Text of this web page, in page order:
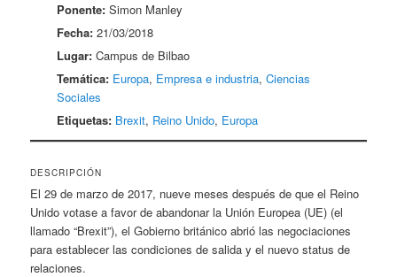
Ponente: Simon Manley
Fecha: 21/03/2018
Lugar: Campus de Bilbao
Temática: Europa, Empresa e industria,Ciencias
Sociales
Etiquetas: Brexit, Reino Unido, Europa
DESCRIPCIÓN
El 29 de marzo de 2017, nueve meses después de que el Reino
Unido votase a favor de abandonar la Unión Europea (UE) (el
llamado “Brexit”), el Gobierno británico abrió las negociaciones
para establecer las condiciones de salida y el nuevo status de
relaciones.